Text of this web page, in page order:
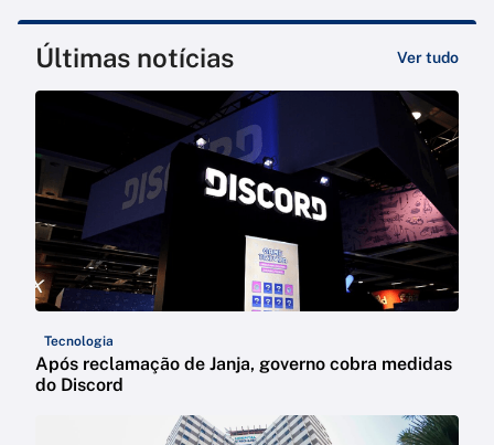
Últimas notícias Ver tudo
Tecnologia
Após reclamação de Janja, governo cobra medidas
do Discord